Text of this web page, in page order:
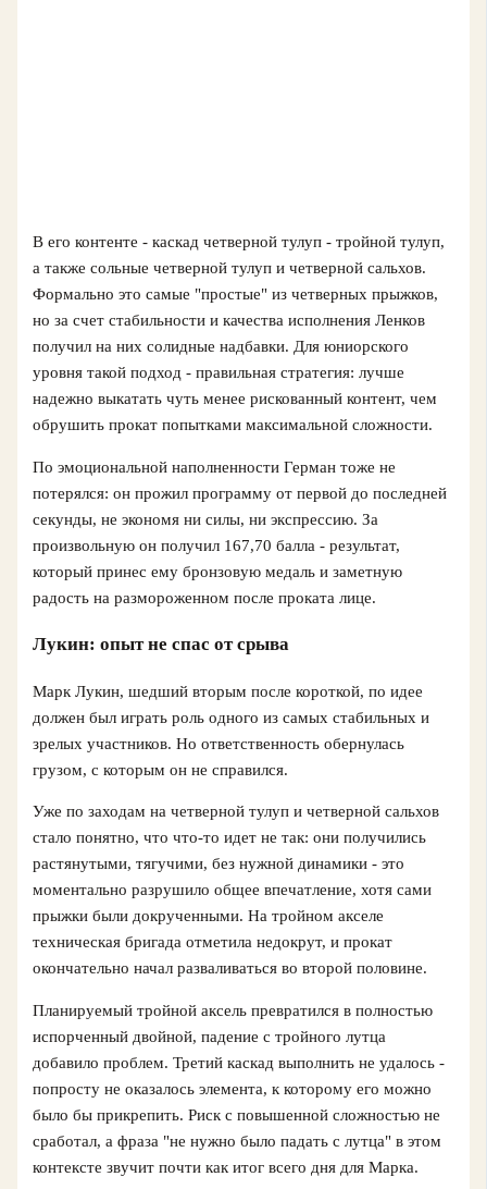
В его контенте - каскад четверной тулуп - тройной тулуп,
а также сольные четверной тулуп и четверной сальхов.
Формально это самые "простые" из четверных прыжков,
но за счет стабильности и качества исполнения Ленков
получил на них солидные надбавки. Для юниорского
уровня такой подход - правильная стратегия: лучше
надежно выкатать чуть менее рискованный контент, чем
обрушить прокат попытками максимальной сложности.
По эмоциональной наполненности Герман тоже не
потерялся: он прожил программу от первой до последней
секунды, не экономя ни силы, ни экспрессию. За
произвольную он получил 167,70 балла - результат,
который принес ему бронзовую медаль и заметную
радость на размороженном после проката лице.
Лукин: опыт не спас от срыва
Марк Лукин, шедший вторым после короткой, по идее
должен был играть роль одного из самых стабильных и
зрелых участников. Но ответственность обернулась
грузом, с которым он не справился.
Уже по заходам на четверной тулуп и четверной сальхов
стало понятно, что что-то идет не так: они получились
растянутыми, тягучими, без нужной динамики - это
моментально разрушило общее впечатление, хотя сами
прыжки были докрученными. На тройном акселе
техническая бригада отметила недокрут, и прокат
окончательно начал разваливаться во второй половине.
Планируемый тройной аксель превратился в полностью
испорченный двойной, падение с тройного лутца
добавило проблем. Третий каскад выполнить не удалось -
попросту не оказалось элемента, к которому его можно
было бы прикрепить. Риск с повышенной сложностью не
сработал, а фраза "не нужно было падать с лутца" в этом
контексте звучит почти как итог всего дня для Марка.